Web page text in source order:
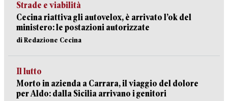
Strade e viabilità
Cecina riattiva gli autovelox, è arrivato l’ok del
ministero: le postazioni autorizzate
di Redazione Cecina
Il lutto
Morto in azienda a Carrara, il viaggio del dolore
per Aldo: dalla Sicilia arrivano i genitori